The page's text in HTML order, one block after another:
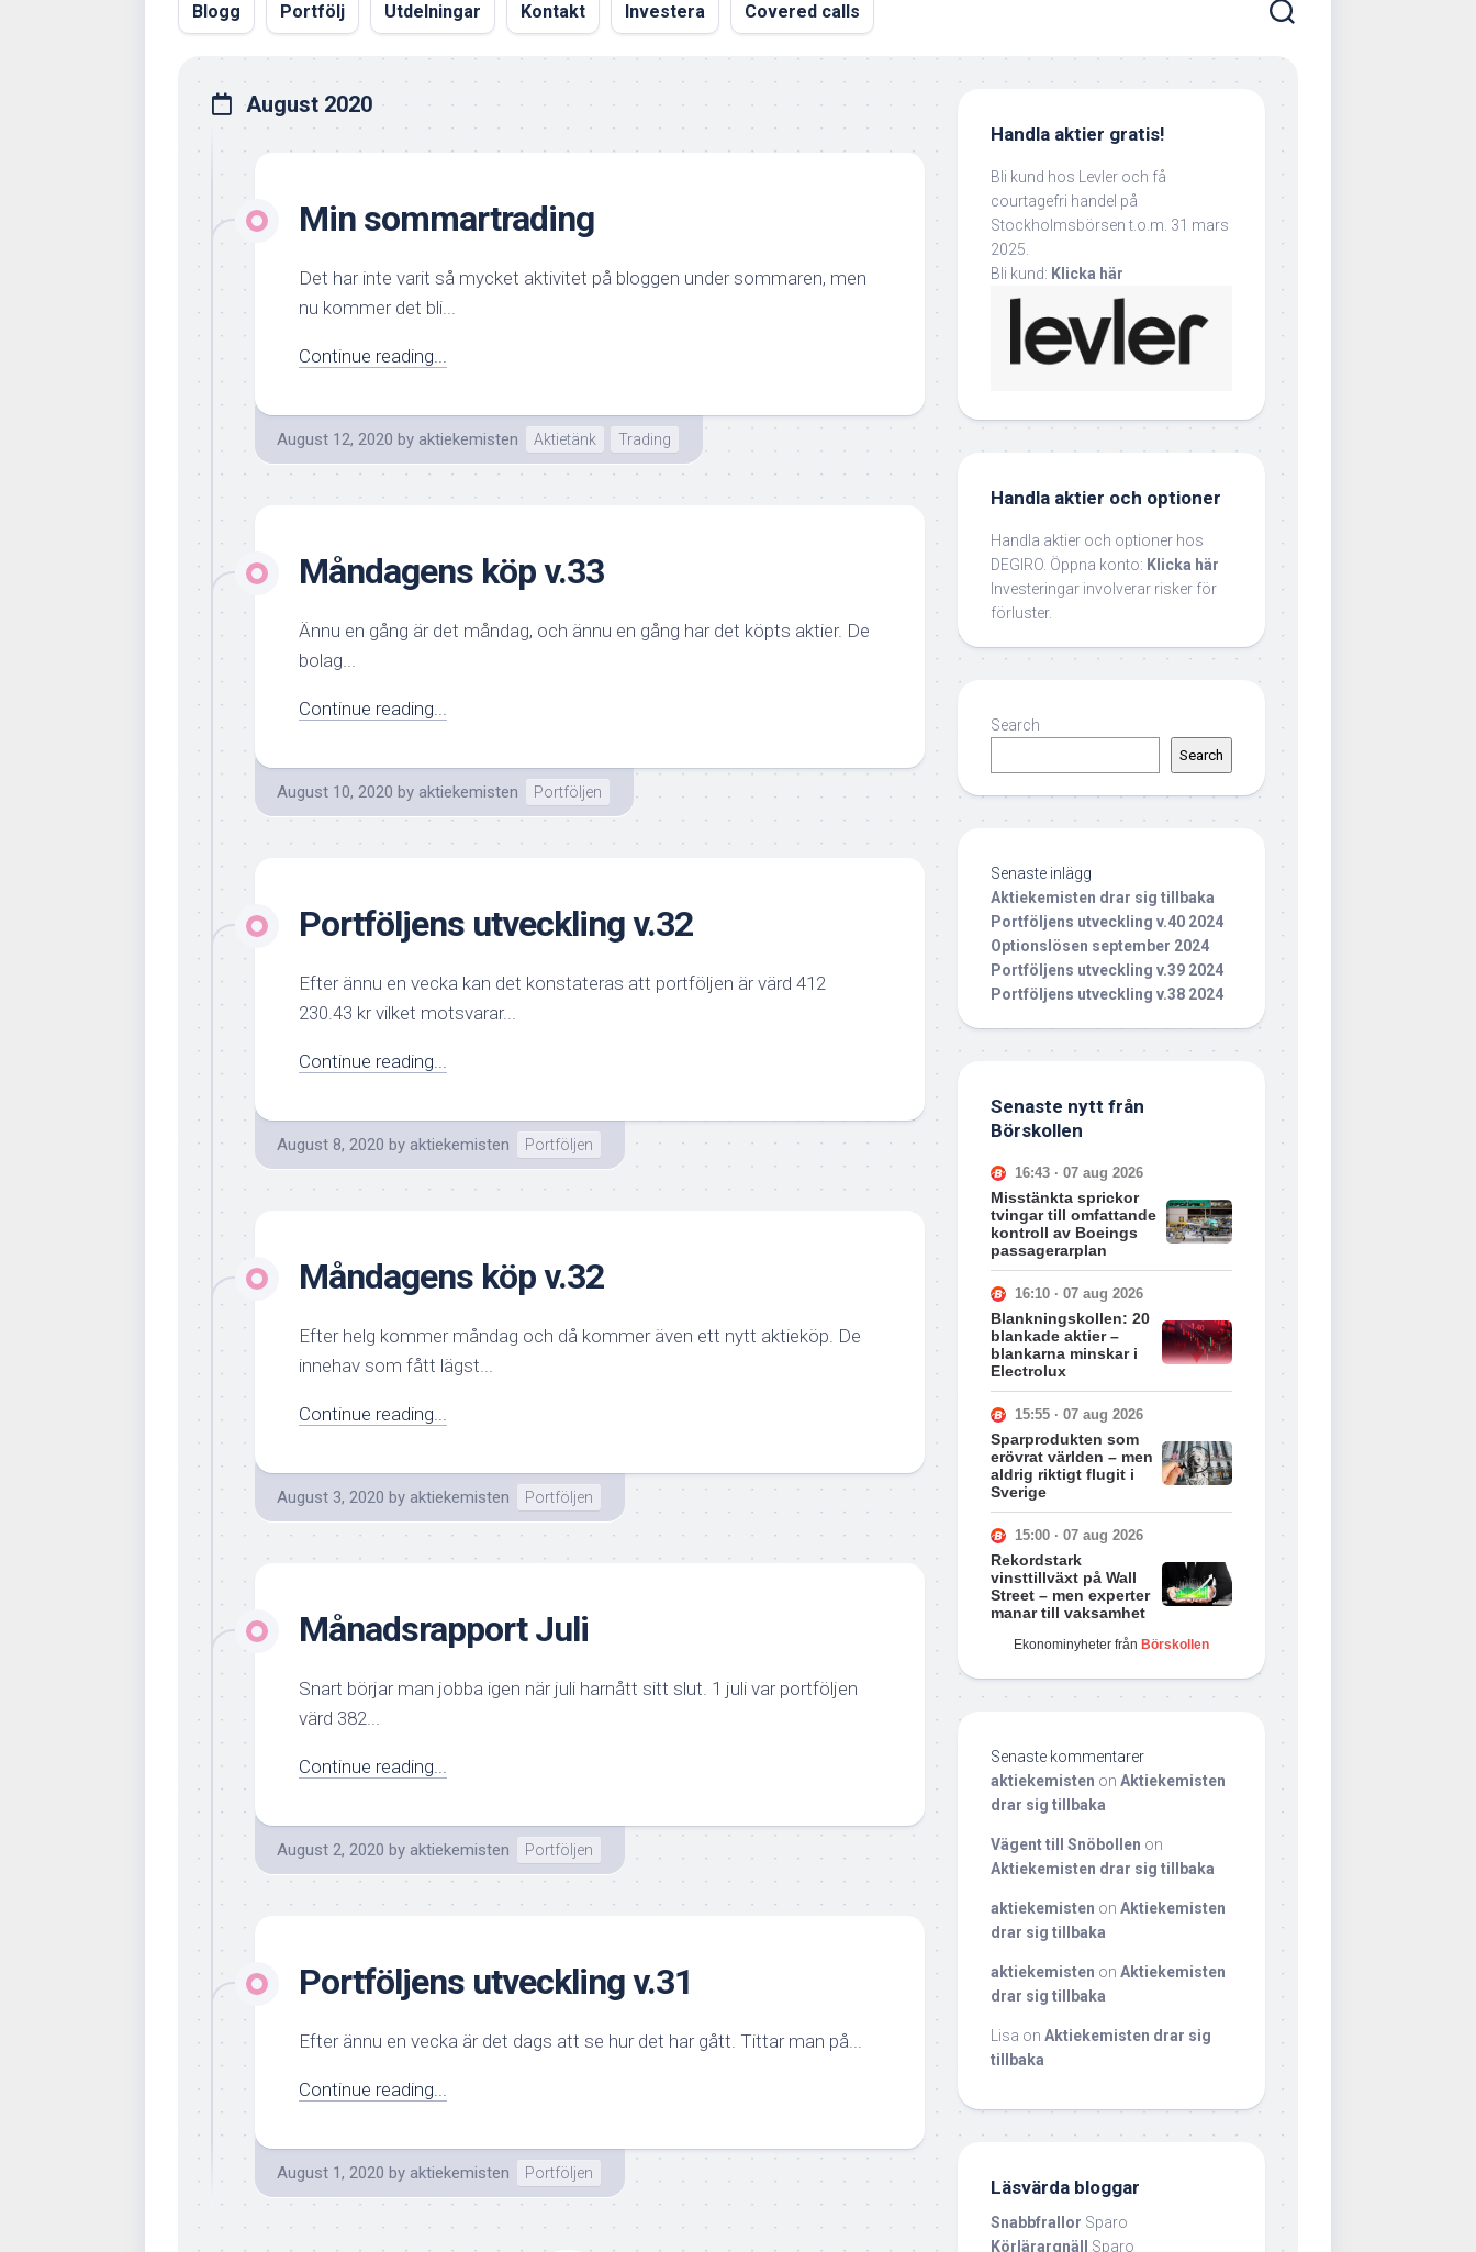
Blogg Portfölj Utdelningar Kontakt Investera Covered calls
August 2020
Min sommartrading
Det har inte varit så mycket aktivitet på bloggen under sommaren, men
nu kommer det bli...
Continue reading...
August 12, 2020 by aktiekemisten Aktietänk Trading
Måndagens köp v.33
Ännu en gång är det måndag, och ännu en gång har det köpts aktier. De
bolag...
Continue reading...
August 10, 2020 by aktiekemisten Portföljen
Portföljens utveckling v.32
Efter ännu en vecka kan det konstateras att portföljen är värd 412
230.43 kr vilket motsvarar...
Continue reading...
August 8, 2020 by aktiekemisten Portföljen
Måndagens köp v.32
Efter helg kommer måndag och då kommer även ett nytt aktieköp. De
innehav som fått lägst...
Continue reading...
August 3, 2020 by aktiekemisten Portföljen
Månadsrapport Juli
Snart börjar man jobba igen när juli harnått sitt slut. 1 juli var portföljen
värd 382...
Continue reading...
August 2, 2020 by aktiekemisten Portföljen
Portföljens utveckling v.31
Efter ännu en vecka är det dags att se hur det har gått. Tittar man på...
Continue reading...
August 1, 2020 by aktiekemisten Portföljen
Handla aktier gratis!
Bli kund hos Levler och få
courtagefri handel på
Stockholmsbörsen t.o.m. 31 mars
2025.
Bli kund: Klicka här
Handla aktier och optioner
Handla aktier och optioner hos
DEGIRO. Öppna konto: Klicka här
Investeringar involverar risker för
förluster.
Search
Search
Senaste inlägg
Aktiekemisten drar sig tillbaka
Portföljens utveckling v.40 2024
Optionslösen september 2024
Portföljens utveckling v.39 2024
Portföljens utveckling v.38 2024
Senaste nytt från
Börskollen
16:43 · 07 aug 2026
Misstänkta sprickor
tvingar till omfattande
kontroll av Boeings
passagerarplan
16:10 · 07 aug 2026
Blankningskollen: 20
blankade aktier –
blankarna minskar i
Electrolux
15:55 · 07 aug 2026
Sparprodukten som
erövrat världen – men
aldrig riktigt flugit i
Sverige
15:00 · 07 aug 2026
Rekordstark
vinsttillväxt på Wall
Street – men experter
manar till vaksamhet
Ekonominyheter från Börskollen
Senaste kommentarer
aktiekemisten on Aktiekemisten
drar sig tillbaka
Vägent till Snöbollen on
Aktiekemisten drar sig tillbaka
aktiekemisten on Aktiekemisten
drar sig tillbaka
aktiekemisten on Aktiekemisten
drar sig tillbaka
Lisa on Aktiekemisten drar sig
tillbaka
Läsvärda bloggar
Snabbfrallor Sparo
Körlärargnäll Sparo